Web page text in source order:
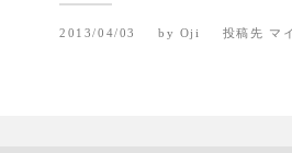
2013/04/03 by Oji 投稿先 マ